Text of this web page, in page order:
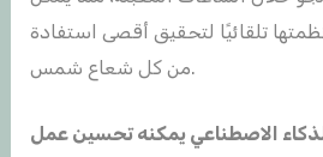
تلقائيًا لتحقيق أقصى استفادة
من كل شعاع شمس.
الاصطناعي يمكنه تحسين عمل